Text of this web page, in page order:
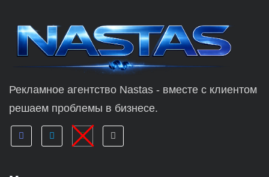
Рекламное агентство Nastas - вместе с клиентом
решаем проблемы в бизнесе.